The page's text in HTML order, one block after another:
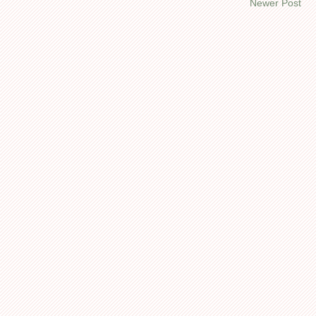
Newer Post